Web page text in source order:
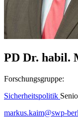
PD Dr. habil.
Forschungsgruppe:
Sicherheitspolitik
markus.kaim@swp-